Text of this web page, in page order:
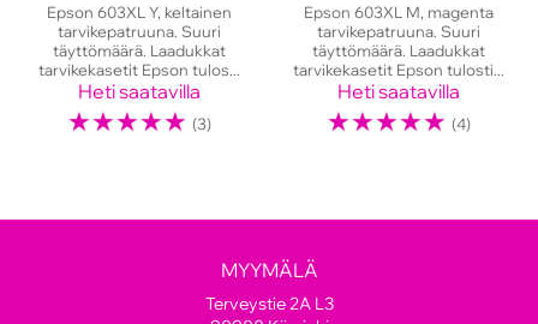
Epson 603XL Y, keltainen
tarvikepatruuna. Suuri
täyttömäärä. Laadukkat
tarvikekasetit Epson tulos...
Heti saatavilla
☆☆☆☆☆ (3)
Epson 603XL M, magenta
tarvikepatruuna. Suuri
täyttömäärä. Laadukkat
tarvikekasetit Epson tulosti...
Heti saatavilla
☆☆☆☆☆ (4)
MYYMÄLÄ
Terveystie 2A L3